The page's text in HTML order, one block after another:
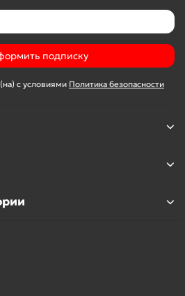
подписку
с условиями Политика безопасности